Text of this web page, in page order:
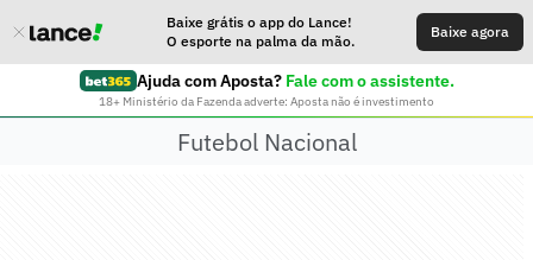
Baixe grátis o app do Lance!
O esporte na palma da mão.
Baixe agora
Ajuda com Aposta? Fale com o assistente.
18+ Ministério da Fazenda adverte: Aposta não é investimento
Futebol Nacional